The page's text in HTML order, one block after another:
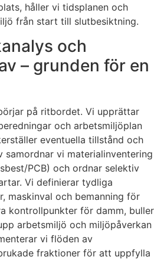
håller vi tidsplanen och
från start till slutbesiktning.
och
– grunden för en
på ritbordet. Vi upprättar
och arbetsmiljöplan
eventuella tillstånd och
samordnar vi materialinventering
PCB) och ordnar selektiv
Vi definierar tydliga
maskinval och bemanning för
kontrollpunkter för damm, buller
arbetsmiljö och miljöpåverkan
vi flöden av
fraktioner för att uppfylla